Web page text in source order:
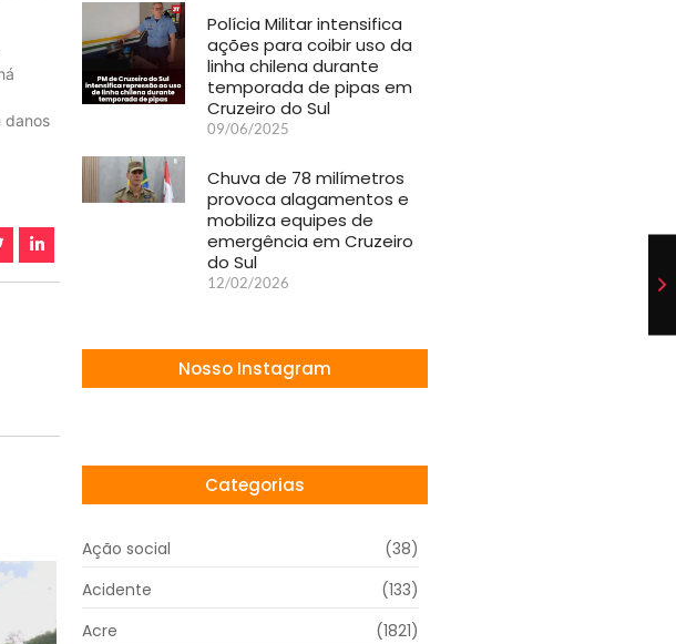
danos
Polícia Militar intensifica
ações para coibir uso da
linha chilena durante
temporada de pipas em
Cruzeiro do Sul
09/06/2025
Chuva de 78 milímetros
provoca alagamentos e
mobiliza equipes de
emergência em Cruzeiro
do Sul
12/02/2026
Nosso Instagram
Categorias
Ação social
(38)
Acidente
(133)
Acre
(1821)